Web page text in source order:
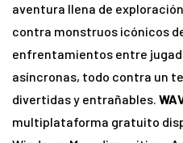
aventura llena de
contra monstruos icónicos
enfrentamientos entre
asíncronas, todo contra un
divertidas y entrañables.
multiplataforma gratuito